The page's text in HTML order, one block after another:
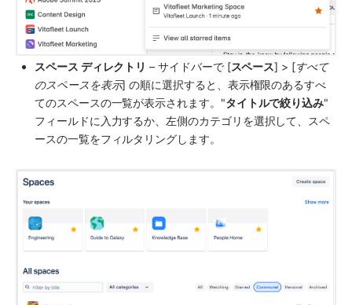
スペース ディレクトリ – サイドバーで [スペース] > [すべて
のスペースを表示] の順に選択すると、表示権限のあるすべ
てのスペースの一覧が表示されます。"タイトルで絞り込み"
フィールドに入力するか、左側のカテゴリを選択して、スペ
ースの一覧をフィルタリングします。